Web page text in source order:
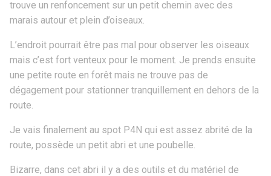
trouve un renfoncement sur un petit chemin avec des
marais autour et plein d’oiseaux.
L’endroit pourrait être pas mal pour observer les oiseaux
mais c’est fort venteux pour le moment. Je prends ensuite
une petite route en forêt mais ne trouve pas de
dégagement pour stationner tranquillement en dehors de la
route.
Je vais finalement au spot P4N qui est assez abrité de la
route, possède un petit abri et une poubelle.
Bizarre, dans cet abri il y a des outils et du matériel de